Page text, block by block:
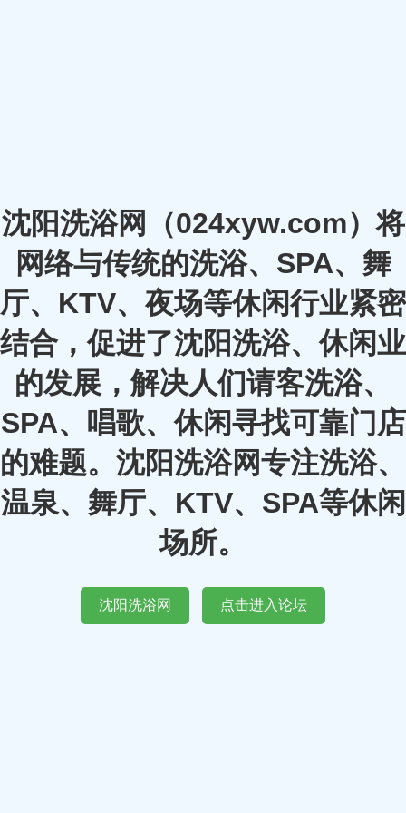
沈阳洗浴网（024xyw.com）将
网络与传统的洗浴、SPA、舞
厅、KTV、夜场等休闲行业紧密
结合，促进了沈阳洗浴、休闲业
的发展，解决人们请客洗浴、
SPA、唱歌、休闲寻找可靠门店
的难题。沈阳洗浴网专注洗浴、
温泉、舞厅、KTV、SPA等休闲
场所。
沈阳洗浴网 点击进入论坛